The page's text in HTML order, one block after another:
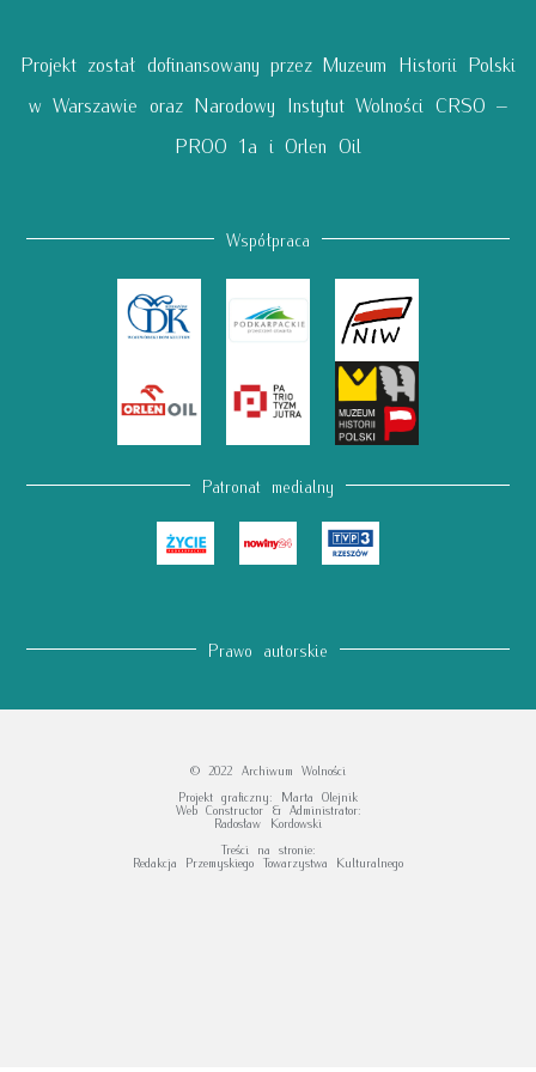
Projekt został dofinansowany przez Muzeum Historii Polski
w Warszawie oraz Narodowy Instytut Wolności CRSO –
PROO 1a i Orlen Oil
Współpraca
Patronat medialny
Prawo autorskie
© 2022 Archiwum Wolności
Projekt graficzny: Marta Olejnik
Web Constructor & Administrator:
Radosław Kordowski
Treści na stronie:
Redakcja Przemyskiego Towarzystwa Kulturalnego